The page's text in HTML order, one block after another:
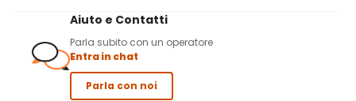
Aiuto e Contatti
Parla subito con un operatore
Entra in chat
Parla con noi